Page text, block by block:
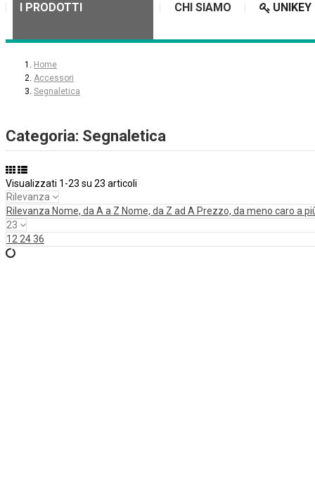
I PRODOTTI CHI SIAMO UNIKEY
Home
Accessori
Segnaletica
Categoria: Segnaletica
Visualizzati 1-23 su 23 articoli
Rilevanza
Rilevanza Nome, da A a Z Nome, da Z ad A Prezzo, da meno caro a
23
12 2436